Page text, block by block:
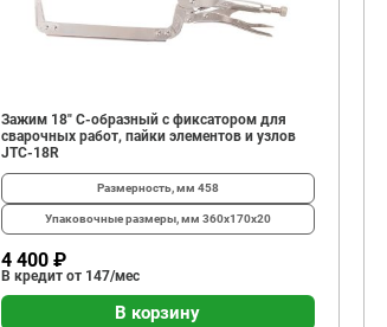
Зажим 18" С-образный с фиксатором для
сварочных работ, пайки элементов и узлов
JTC-18R
Размерность, мм 458
Упаковочные размеры, мм 360х170х20
4 400 ₽
В кредит от 147/мес
В корзину